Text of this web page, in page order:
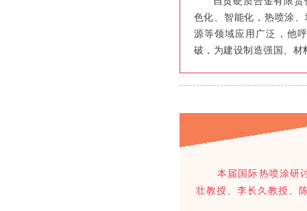
色化、智能化，热喷涂
源等领域应用广泛，他
破，为建设制造强国、材
本届国际热喷涂研讨
壮教授、李长久教授、